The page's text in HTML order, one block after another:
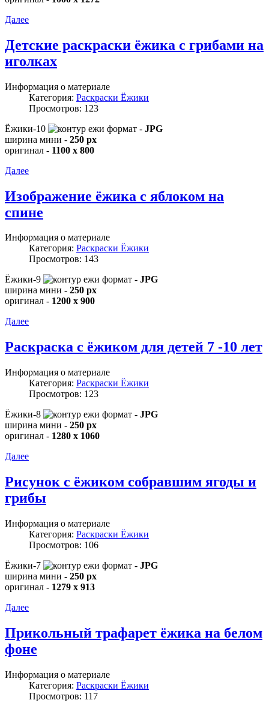
Далее
Детские раскраски ёжика с грибами на
иголках
Информация о материале
Категория: Раскраски Ёжики
Просмотров: 123
Ёжики-10
формат - JPG
ширина мини - 250 px
оригинал - 1100 x 800
Далее
Изображение ёжика с яблоком на
спине
Информация о материале
Категория: Раскраски Ёжики
Просмотров: 143
Ёжики-9
формат - JPG
ширина мини - 250 px
оригинал - 1200 x 900
Далее
Раскраска с ёжиком для детей 7 -10 лет
Информация о материале
Категория: Раскраски Ёжики
Просмотров: 123
Ёжики-8
формат - JPG
ширина мини - 250 px
оригинал - 1280 x 1060
Далее
Рисунок с ёжиком собравшим ягоды и
грибы
Информация о материале
Категория: Раскраски Ёжики
Просмотров: 106
Ёжики-7
формат - JPG
ширина мини - 250 px
оригинал - 1279 x 913
Далее
Прикольный трафарет ёжика на белом
фоне
Информация о материале
Категория: Раскраски Ёжики
Просмотров: 117